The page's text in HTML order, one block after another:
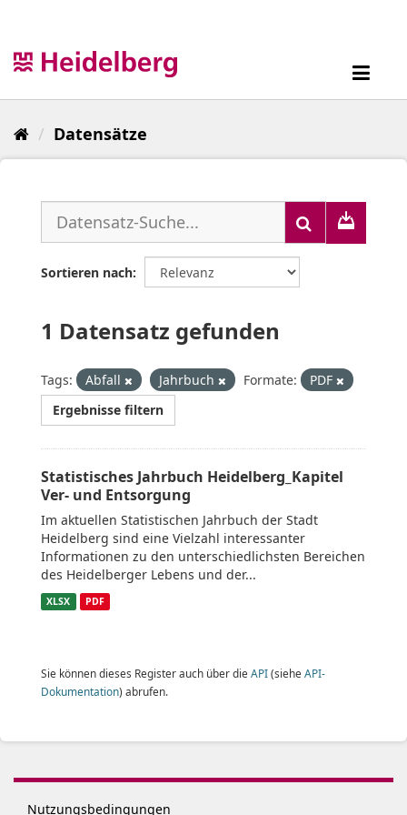
Datensätze
Sortieren nach
1 Datensatz gefunden
Tags: Abfall Jahrbuch Formate:
PDF
Ergebnisse filtern
Statistisches Jahrbuch Heidelberg_Kapitel
Ver- und Entsorgung
Im aktuellen Statistischen Jahrbuch der Stadt
Heidelberg sind eine Vielzahl interessanter
Informationen zu den unterschiedlichsten Bereichen
des Heidelberger Lebens und der...
XLSX PDF
Sie können dieses Register auch über die API(siehe API-
Dokumentation) abrufen.
Nutzungsbedingungen